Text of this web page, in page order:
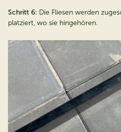
Schritt 6: Die Fliesen werden
platziert, wo sie hingehören.